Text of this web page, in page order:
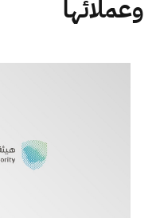
اقتراحات
الزكاة الجمارك
وعملائها